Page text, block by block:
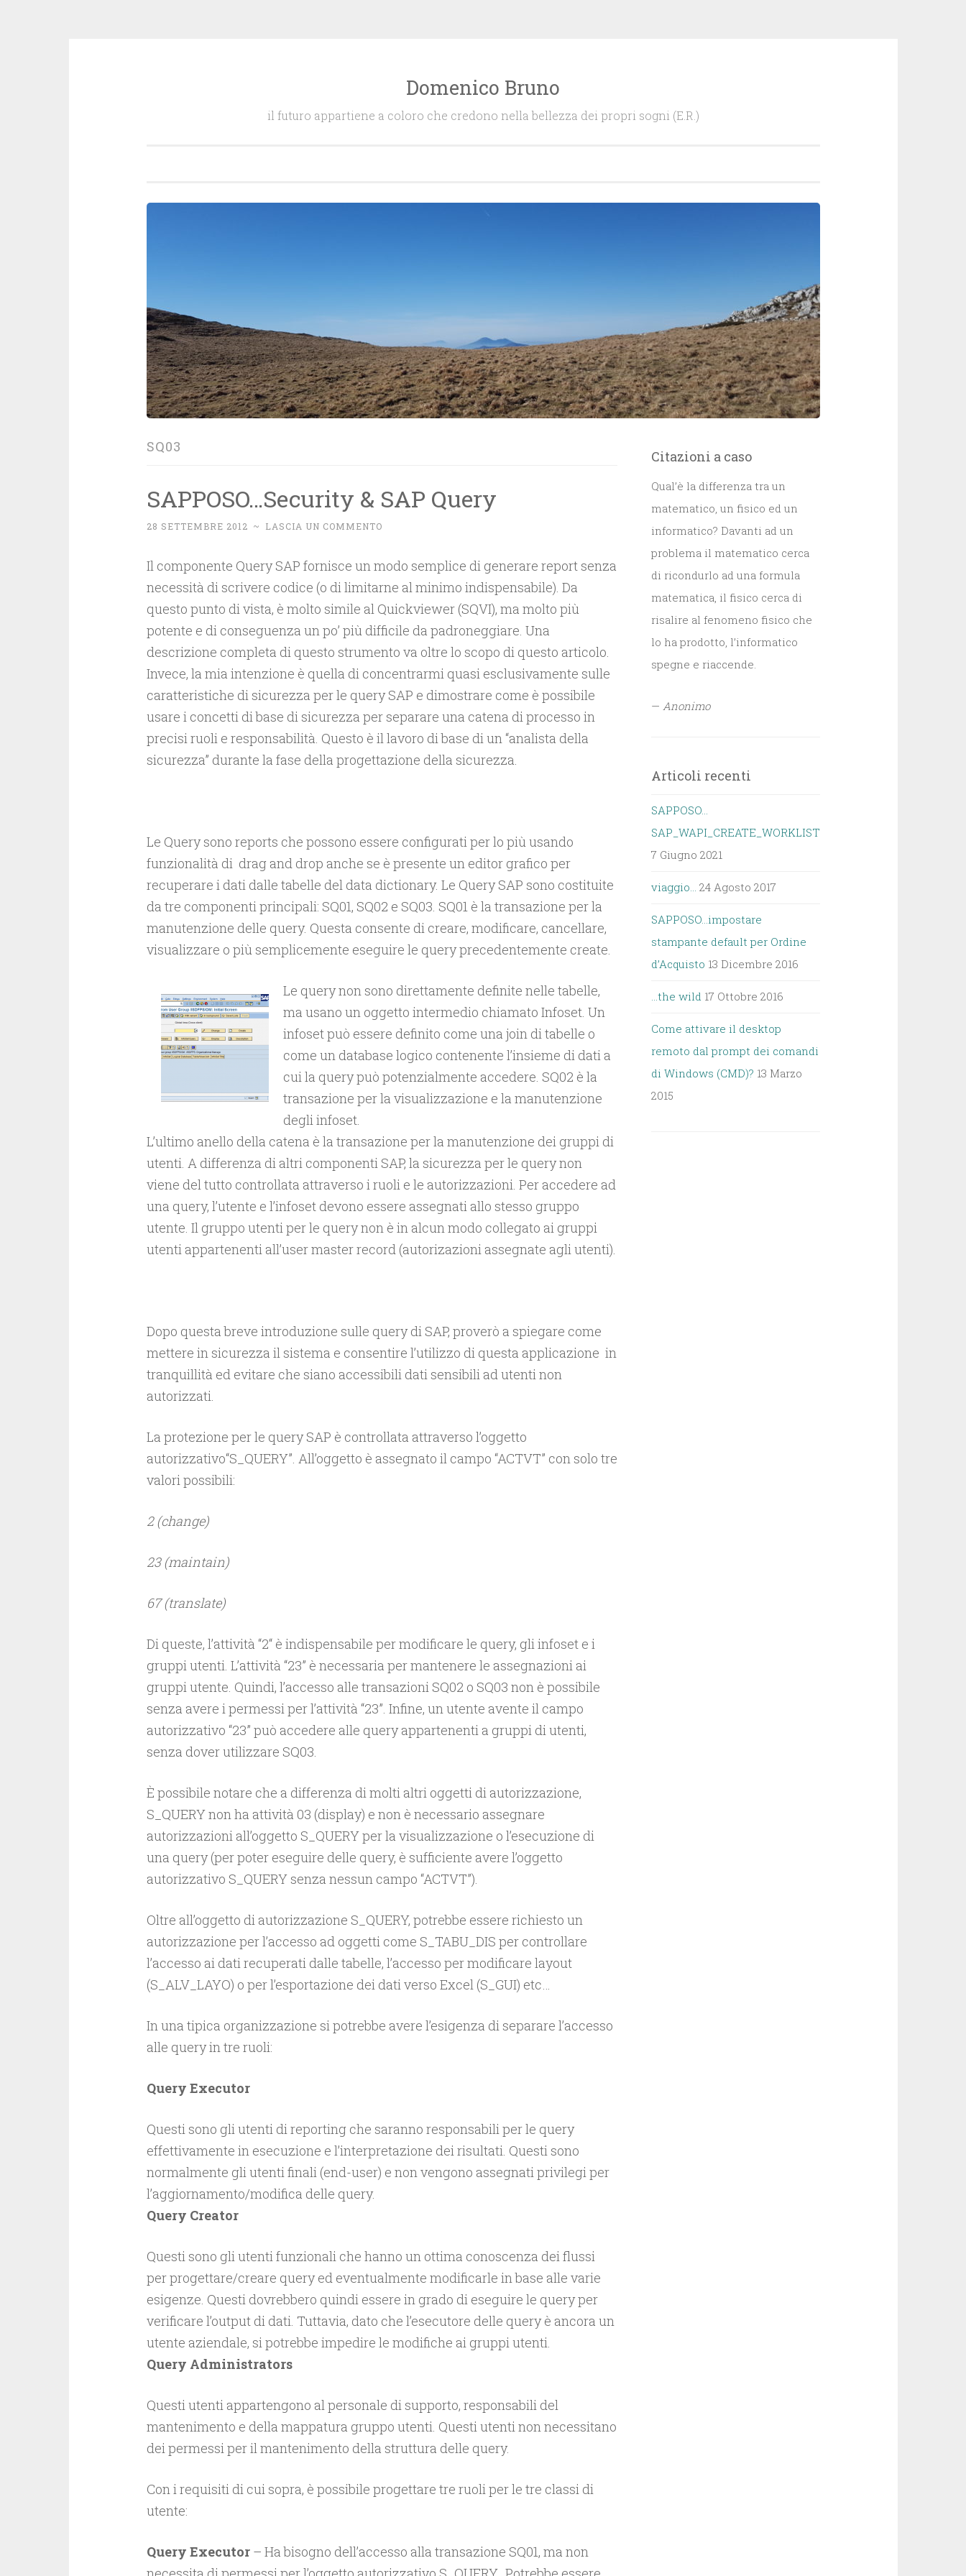
Domenico Bruno
il futuro appartiene a coloro che credono nella bellezza dei propri sogni (E.R.)
SQ03
SAPPOSO…Security & SAP Query
28 SETTEMBRE 2012 ~ LASCIA UN COMMENTO
Il componente Query SAP fornisce un modo semplice di generare report senza
necessità di scrivere codice (o di limitarne al minimo indispensabile). Da
questo punto di vista, è molto simile al Quickviewer (SQVI), ma molto più
potente e di conseguenza un po’ più difficile da padroneggiare. Una
descrizione completa di questo strumento va oltre lo scopo di questo articolo.
Invece, la mia intenzione è quella di concentrarmi quasi esclusivamente sulle
caratteristiche di sicurezza per le query SAP e dimostrare come è possibile
usare i concetti di base di sicurezza per separare una catena di processo in
precisi ruoli e responsabilità. Questo è il lavoro di base di un “analista della
sicurezza” durante la fase della progettazione della sicurezza.
Le Query sono reports che possono essere configurati per lo più usando
funzionalità di drag and drop anche se è presente un editor grafico per
recuperare i dati dalle tabelle del data dictionary. Le Query SAP sono costituite
da tre componenti principali: SQ01, SQ02 e SQ03. SQ01 è la transazione per la
manutenzione delle query. Questa consente di creare, modificare, cancellare,
visualizzare o più semplicemente eseguire le query precedentemente create.
Le query non sono direttamente definite nelle tabelle,
ma usano un oggetto intermedio chiamato Infoset. Un
infoset può essere definito come una join di tabelle o
come un database logico contenente l’insieme di dati a
cui la query può potenzialmente accedere. SQ02 è la
transazione per la visualizzazione e la manutenzione
degli infoset.
L’ultimo anello della catena è la transazione per la manutenzione dei gruppi di
utenti. A differenza di altri componenti SAP, la sicurezza per le query non
viene del tutto controllata attraverso i ruoli e le autorizzazioni. Per accedere ad
una query, l’utente e l’infoset devono essere assegnati allo stesso gruppo
utente. Il gruppo utenti per le query non è in alcun modo collegato ai gruppi
utenti appartenenti all’user master record (autorizazioni assegnate agli utenti).
Dopo questa breve introduzione sulle query di SAP, proverò a spiegare come
mettere in sicurezza il sistema e consentire l’utilizzo di questa applicazione in
tranquillità ed evitare che siano accessibili dati sensibili ad utenti non
autorizzati.
La protezione per le query SAP è controllata attraverso l’oggetto
autorizzativo“S_QUERY”. All’oggetto è assegnato il campo “ACTVT” con solo tre
valori possibili:
2 (change)
23 (maintain)
67 (translate)
Di queste, l’attività “2“ è indispensabile per modificare le query, gli infoset e i
gruppi utenti. L’attività “23” è necessaria per mantenere le assegnazioni ai
gruppi utente. Quindi, l’accesso alle transazioni SQ02 o SQ03 non è possibile
senza avere i permessi per l’attività “23”. Infine, un utente avente il campo
autorizzativo “23” può accedere alle query appartenenti a gruppi di utenti,
senza dover utilizzare SQ03.
È possibile notare che a differenza di molti altri oggetti di autorizzazione,
S_QUERY non ha attività 03 (display) e non è necessario assegnare
autorizzazioni all’oggetto S_QUERY per la visualizzazione o l’esecuzione di
una query (per poter eseguire delle query, è sufficiente avere l’oggetto
autorizzativo S_QUERY senza nessun campo “ACTVT”).
Oltre all’oggetto di autorizzazione S_QUERY, potrebbe essere richiesto un
autorizzazione per l’accesso ad oggetti come S_TABU_DIS per controllare
l’accesso ai dati recuperati dalle tabelle, l’accesso per modificare layout
(S_ALV_LAYO) o per l’esportazione dei dati verso Excel (S_GUI) etc…
In una tipica organizzazione si potrebbe avere l’esigenza di separare l’accesso
alle query in tre ruoli:
Query Executor
Questi sono gli utenti di reporting che saranno responsabili per le query
effettivamente in esecuzione e l’interpretazione dei risultati. Questi sono
normalmente gli utenti finali (end-user) e non vengono assegnati privilegi per
l’aggiornamento/modifica delle query.
Query Creator
Questi sono gli utenti funzionali che hanno un ottima conoscenza dei flussi
per progettare/creare query ed eventualmente modificarle in base alle varie
esigenze. Questi dovrebbero quindi essere in grado di eseguire le query per
verificare l’output di dati. Tuttavia, dato che l’esecutore delle query è ancora un
utente aziendale, si potrebbe impedire le modifiche ai gruppi utenti.
Query Administrators
Questi utenti appartengono al personale di supporto, responsabili del
mantenimento e della mappatura gruppo utenti. Questi utenti non necessitano
dei permessi per il mantenimento della struttura delle query.
Con i requisiti di cui sopra, è possibile progettare tre ruoli per le tre classi di
utente:
Query Executor– Ha bisogno dell’accesso alla transazione SQ01, ma non
Citazioni a caso
Qual’è la differenza tra un
matematico, un fisico ed un
informatico? Davanti ad un
problema il matematico cerca
di ricondurlo ad una formula
matematica, il fisico cerca di
risalire al fenomeno fisico che
lo ha prodotto, l’informatico
spegne e riaccende.
—Anonimo
Articoli recenti
SAPPOSO…
SAP_WAPI_CREATE_WORKLIST
7 Giugno 2021
viaggio… 24 Agosto 2017
SAPPOSO…impostare
stampante default per Ordine
d’Acquisto 13 Dicembre 2016
…the wild 17 Ottobre 2016
Come attivare il desktop
remoto dal prompt dei comandi
di Windows (CMD)? 13 Marzo
2015